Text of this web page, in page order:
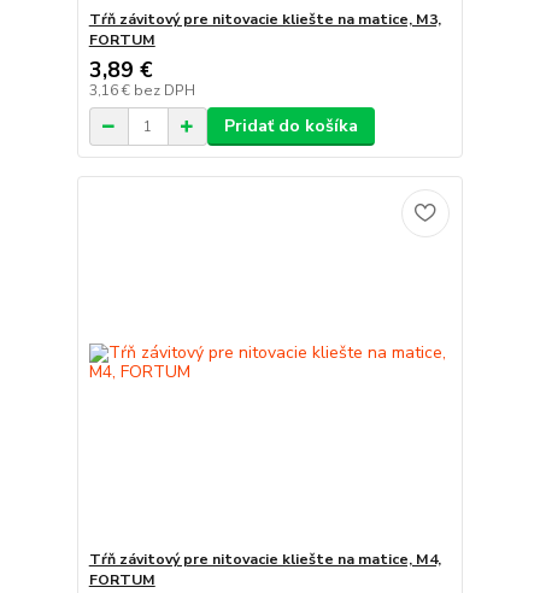
Tŕň závitový pre nitovacie kliešte na matice, M3,
FORTUM
3,89 €
3,16 € bez DPH
Pridať do košíka
Tŕň závitový pre nitovacie kliešte na matice, M4,
FORTUM